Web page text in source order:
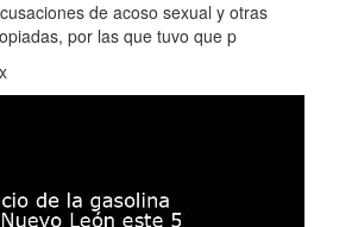
de acoso sexual y otras
por las que tuvo que p